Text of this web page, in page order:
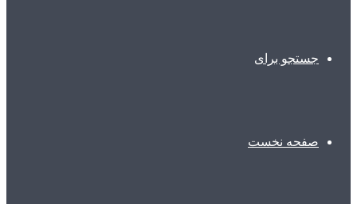
جستجو برای
صفحه نخست